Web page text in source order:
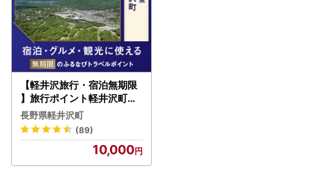
【軽井沢旅行・宿泊無期限
】旅行ポイント軽井沢町ふ
るなびトラベルポイント
長野県軽井沢町
(89)
10,000